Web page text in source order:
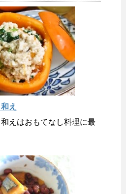
え
えはおもてなし料理に最